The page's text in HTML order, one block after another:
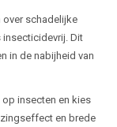
over schadelijke
insecticidevrij. Dit
in de nabijheid van
insecten en kies
en brede